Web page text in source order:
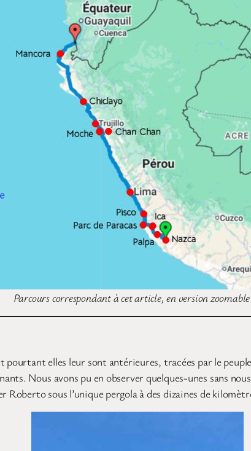
Parcours correspondant à cet article, en version zoomable
elles leur sont antérieures, tracées par le
Nous avons pu en observer quelques-unes sans
sous l’unique pergola à des dizaines de